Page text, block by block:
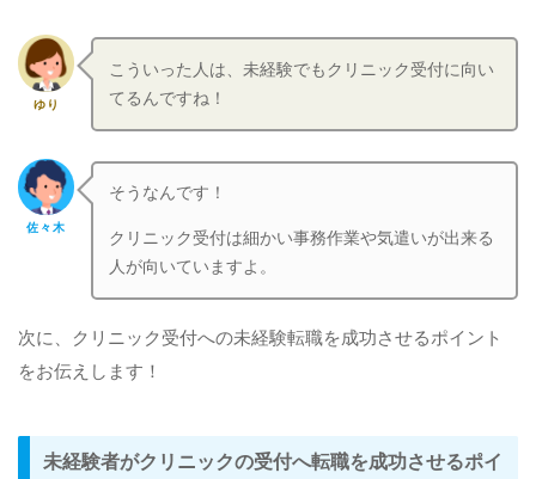
ゆり
こういった人は、未経験でもクリニック受付に向い
てるんですね！
佐々木
そうなんです！
クリニック受付は細かい事務作業や気遣いが出来る
人が向いていますよ。
次に、クリニック受付への未経験転職を成功させるポイント
をお伝えします！
未経験者がクリニックの受付へ転職を成功させるポイ